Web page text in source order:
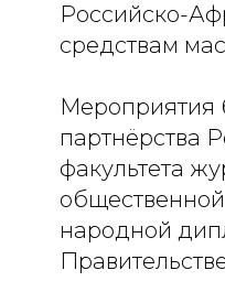
Российско-
средствам
Мероприятия
партнёрства
факультета
народной